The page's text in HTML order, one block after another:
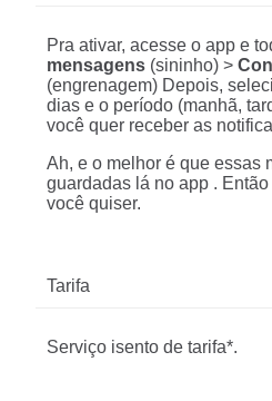
Pra ativar, acesse o app e
mensagens (sininho) >
(engrenagem) Depois,
dias e o período (manhã,
você quer receber as
Ah, e o melhor é que essas
guardadas lá no app .
você quiser.
Tarifa
Serviço isento de tarifa*.